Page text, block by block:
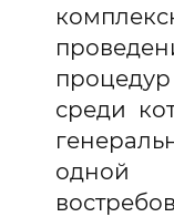
среди